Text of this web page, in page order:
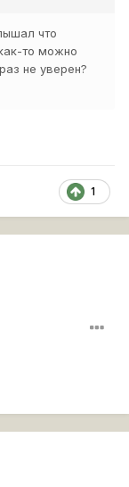
что
то можно
не уверен?
1